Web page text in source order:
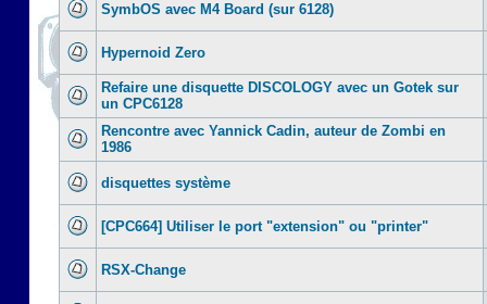
SymbOS avec M4 Board (sur 6128)
Hypernoid Zero
Refaire une disquette DISCOLOGY avec un Gotek sur
un CPC6128
Rencontre avec Yannick Cadin, auteur de Zombi en
1986
disquettes système
[CPC664] Utiliser le port "extension" ou "printer"
RSX-Change